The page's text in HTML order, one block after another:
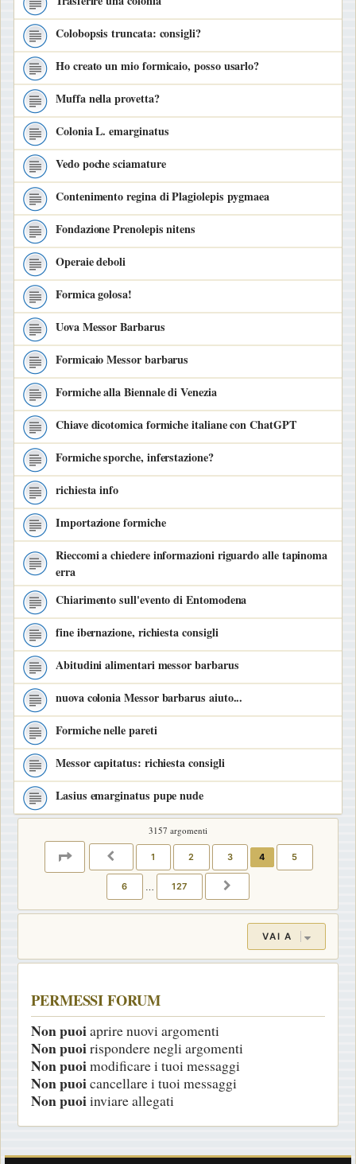
Colobopsis truncata: consigli?
Ho creato un mio formicaio, posso usarlo?
Muffa nella provetta?
Colonia L. emarginatus
Vedo poche sciamature
Contenimento regina di Plagiolepis pygmaea
Fondazione Prenolepis nitens
Operaie deboli
Formica golosa!
Uova Messor Barbarus
Formicaio Messor barbarus
Formiche alla Biennale di Venezia
Chiave dicotomica formiche italiane con ChatGPT
Formiche sporche, inferstazione?
richiesta info
Importazione formiche
Rieccomi a chiedere informazioni riguardo alle tapinoma
erra
Chiarimento sull'evento di Entomodena
fine ibernazione, richiesta consigli
Abitudini alimentari messor barbarus
nuova colonia Messor barbarus aiuto...
Formiche nelle pareti
Messor capitatus: richiesta consigli
Lasius emarginatus pupe nude
3157 argomenti
PAGINA4 127
PRECEDENTE
1 2 3 4 5
6 … 127
VAI A
PERMESSI FORUM
Non puoiaprire nuovi argomenti
Non puoirispondere negli argomenti
Non puoimodificare i tuoi messaggi
Non puoicancellare i tuoi messaggi
Non puoiinviare allegati